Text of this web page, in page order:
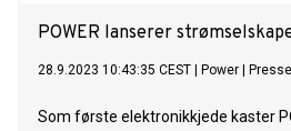
POWER lanserer
28.9.2023 10:43:35 CEST Power
Som første elektronikkjede kaster